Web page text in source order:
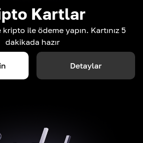
Kartlar
ile ödeme yapın. Kartınız 5
dakikada hazır
Detaylar